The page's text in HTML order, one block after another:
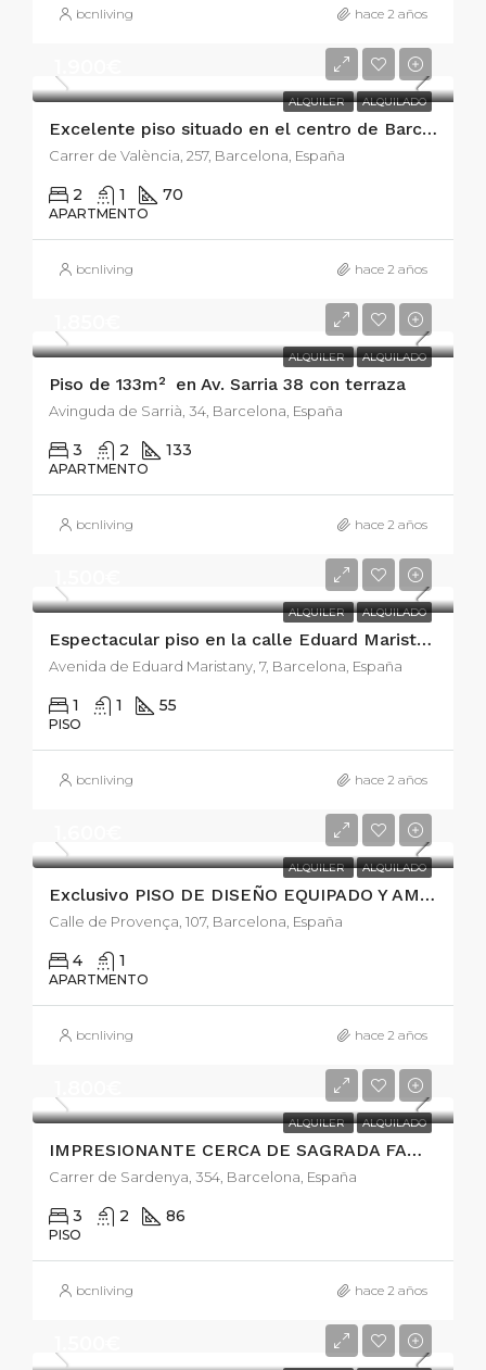
bcnliving hace 2 años
ALQUILER ALQUILADO
Excelente piso situado en el centro de Barcelona
Carrer de València, 257, Barcelona, España
2 1 70
APARTMENTO
bcnliving hace 2 años
ALQUILER ALQUILADO
Piso de 133m² en Av. Sarria 38 con terraza
Avinguda de Sarrià, 34, Barcelona, España
3 2 133
APARTMENTO
bcnliving hace 2 años
ALQUILER ALQUILADO
Espectacular piso en la calle Eduard Maristany
Avenida de Eduard Maristany, 7, Barcelona, España
1 1 55
PISO
bcnliving hace 2 años
ALQUILER ALQUILADO
Exclusivo PISO DE DISEÑO EQUIPADO Y AMUEBLADO EN CALLE PROVENÇA 107
Calle de Provença, 107, Barcelona, España
4 1
APARTMENTO
bcnliving hace 2 años
ALQUILER ALQUILADO
IMPRESIONANTE CERCA DE SAGRADA FAMILIA
Carrer de Sardenya, 354, Barcelona, España
3 2 86
PISO
bcnliving hace 2 años